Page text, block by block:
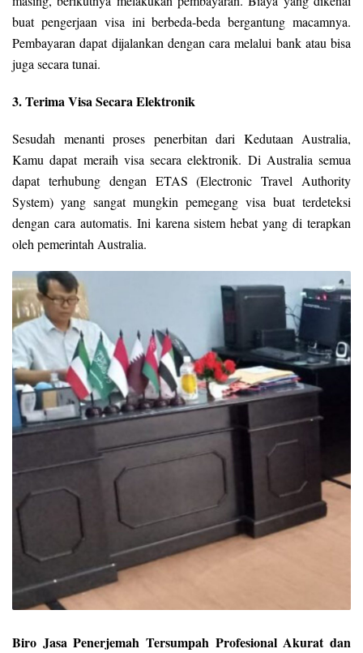
buat pengerjaan visa ini berbeda-beda bergantung macamnya.
Pembayaran dapat dijalankan dengan cara melalui bank atau bisa
juga secara tunai.
3. Terima Visa Secara Elektronik
Sesudah menanti proses penerbitan dari Kedutaan Australia,
Kamu dapat meraih visa secara elektronik. Di Australia semua
dapat terhubung dengan ETAS (Electronic Travel Authority
System) yang sangat mungkin pemegang visa buat terdeteksi
dengan cara automatis. Ini karena sistem hebat yang di terapkan
oleh pemerintah Australia.
Biro Jasa Penerjemah Tersumpah Profesional Akurat dan